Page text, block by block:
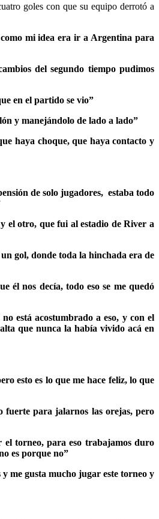
goles con que su equipo derrotó a
mi idea era ir a Argentina para
del segundo tiempo pudimos
en el partido se vio”
y manejándolo de lado a lado”
haya choque, que haya contacto y
de solo jugadores, estaba todo
el otro, que fui al estadio de River a
gol, donde toda la hinchada era de
él nos decía, todo eso se me quedó
está acostumbrado a eso, y con el
que nunca la había vivido acá en
esto es lo que me hace feliz, lo que
fuerte para jalarnos las orejas, pero
el torneo, para eso trabajamos duro
es porque no”
me gusta mucho jugar este torneo y